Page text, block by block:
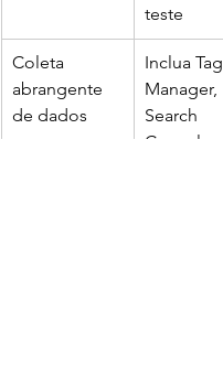
teste
Coleta
abrangente
de dados
Inclua Tag
Manager,
Search
Console,